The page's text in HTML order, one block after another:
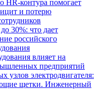
HR-контура помогает
и потерю
30%: что дает
российского
влияет на
предприятий
узлов электродвигателя:
щетки. Инженерный